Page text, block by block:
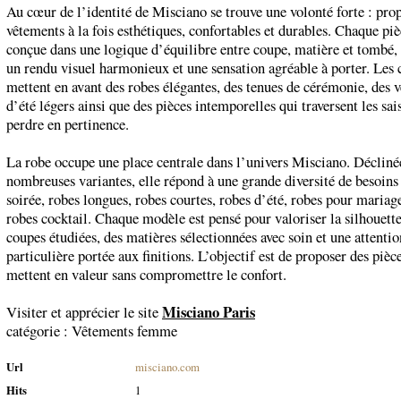
Au cœur de l’identité de Misciano se trouve une volonté forte :
vêtements à la fois esthétiques, confortables et durables. Chaque
conçue dans une logique d’équilibre entre coupe, matière et
un rendu visuel harmonieux et une sensation agréable à porter.
mettent en avant des robes élégantes, des tenues de cérémonie, des
d’été légers ainsi que des pièces intemporelles qui traversent les
perdre en pertinence.
La robe occupe une place centrale dans l’univers Misciano.
nombreuses variantes, elle répond à une grande diversité de
soirée, robes longues, robes courtes, robes d’été, robes pour
robes cocktail. Chaque modèle est pensé pour valoriser la
coupes étudiées, des matières sélectionnées avec soin et une
particulière portée aux finitions. L’objectif est de proposer des
mettent en valeur sans compromettre le confort.
Visiter et apprécier le siteMisciano Paris
catégorie : Vêtements femme
Url
misciano.com
Hits
1